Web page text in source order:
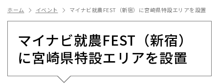
ホーム イベント マイナビ就農FEST（新宿）に宮崎県特設エリアを設置
マイナビ就農FEST（新宿）
に宮崎県特設エリアを設置